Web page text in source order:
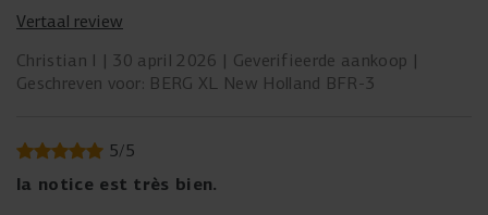
Vertaal review
Christian I
30 april 2026
Geverifieerde aankoop
Geschreven voor: BERG XL New Holland BFR-3
5/5
la notice est très bien.